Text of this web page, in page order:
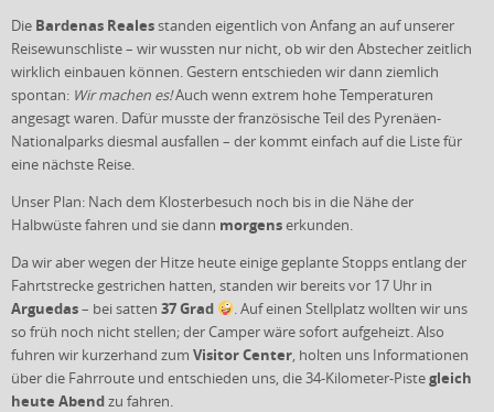
Die Bardenas Realesstanden eigentlich von Anfang an auf unserer
Reisewunschliste – wir wussten nur nicht, ob wir den Abstecher zeitlich
wirklich einbauen können. Gestern entschieden wir dann ziemlich
spontan: Wir machen es!Auch wenn extrem hohe Temperaturen
angesagt waren. Dafür musste der französische Teil des Pyrenäen-
Nationalparks diesmal ausfallen – der kommt einfach auf die Liste für
eine nächste Reise.
Unser Plan: Nach dem Klosterbesuch noch bis in die Nähe der
Halbwüste fahren und sie dann morgenserkunden.
Da wir aber wegen der Hitze heute einige geplante Stopps entlang der
Fahrtstrecke gestrichen hatten, standen wir bereits vor 17 Uhr in
Arguedas– bei satten 37 Grad
. Auf einen Stellplatz wollten wir uns
so früh noch nicht stellen; der Camper wäre sofort aufgeheizt. Also
fuhren wir kurzerhand zum Visitor Center, holten uns Informationen
über die Fahrroute und entschieden uns, die 34-Kilometer-Pistegleich
heute Abendzu fahren.